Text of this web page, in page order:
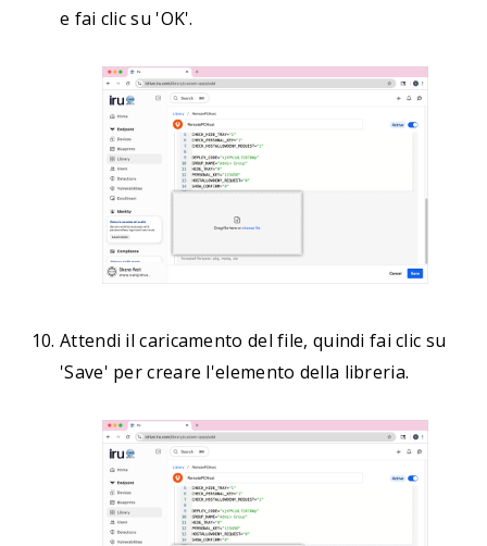
e fai clic su 'OK'.
Attendi il caricamento del file, quindi fai clic su
'Save' per creare l'elemento della libreria.